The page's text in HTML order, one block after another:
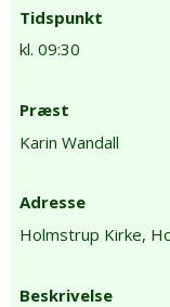
Tidspunkt
kl. 09:30
Præst
Karin Wandall
Adresse
Holmstrup Kirke,
Beskrivelse